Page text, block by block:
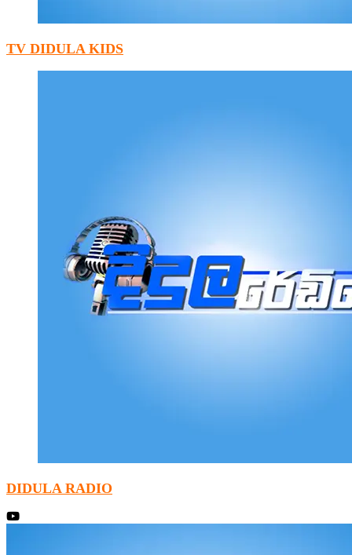
TV DIDULA KIDS
DIDULA RADIO